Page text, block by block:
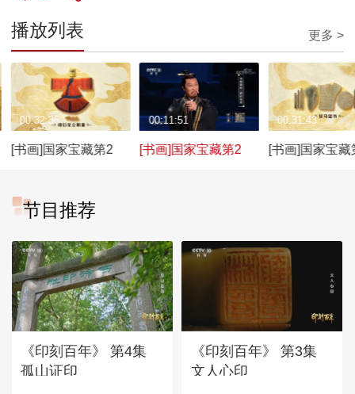
播放列表 更多 >
[书画]国家宝藏第2
00:32:36
[书画]国家宝藏第2
00:11:51
[书画]国家宝藏
00:31:43
节目推荐
《印刻百年》 第4集
孤山证印
《印刻百年》 第3集
文人心印